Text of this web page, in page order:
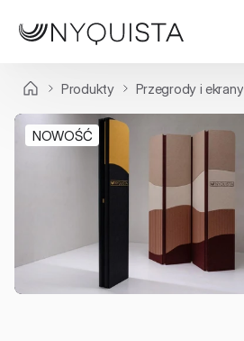
Produkty Przegrody i ekrany
NOWOŚĆ